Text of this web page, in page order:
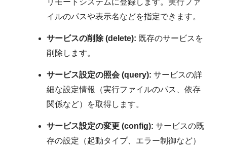
イルのパスや表示名などを指定できます。
サービスの削除 (delete): 既存のサービスを
削除します。
サービス設定の照会 (query): サービスの詳
細な設定情報（実行ファイルのパス、依存
関係など）を取得します。
サービス設定の変更 (config): サービスの既
存の設定（起動タイプ、エラー制御など）